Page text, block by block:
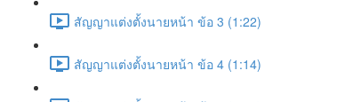
สัญญาแต่งตั้งนายหน้า ข้อ 3 (1:22)
สัญญาแต่งตั้งนายหน้า ข้อ 4 (1:14)